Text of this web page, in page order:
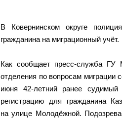
В Ковернинском округе
гражданина на миграционный учёт.
Как сообщает пресс-служба ГУ
отделения по вопросам миграции
июня 42‑летний ранее
регистрацию для гражданина
на улице Молодёжной.